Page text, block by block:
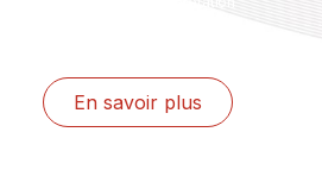
En savoir plus